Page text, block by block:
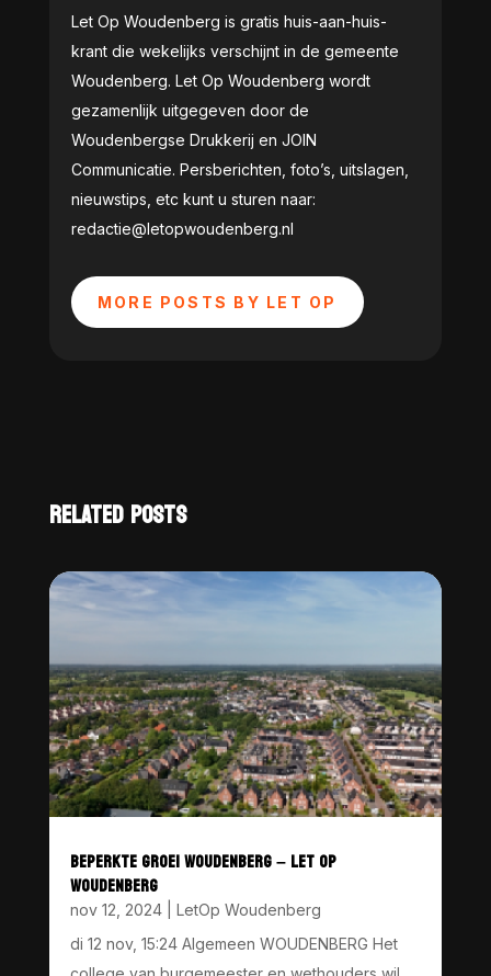
Let Op Woudenberg is gratis huis-aan-huis-
krant die wekelijks verschijnt in de gemeente
Woudenberg. Let Op Woudenberg wordt
gezamenlijk uitgegeven door de
Woudenbergse Drukkerij en JOIN
Communicatie. Persberichten, foto’s, uitslagen,
nieuwstips, etc kunt u sturen naar:
redactie@letopwoudenberg.nl
MORE POSTS BY LET OP
RELATED POSTS
BEPERKTE GROEI WOUDENBERG – LET OP
WOUDENBERG
nov 12, 2024| LetOp Woudenberg
di 12 nov, 15:24 Algemeen WOUDENBERG Het